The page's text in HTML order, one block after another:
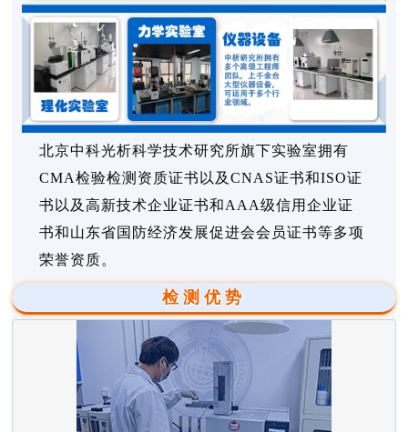
北京中科光析科学技术研究所旗下实验室拥有
CMA检验检测资质证书以及CNAS证书和ISO证
书以及高新技术企业证书和AAA级信用企业证
书和山东省国防经济发展促进会会员证书等多项
荣誉资质。
检测优势